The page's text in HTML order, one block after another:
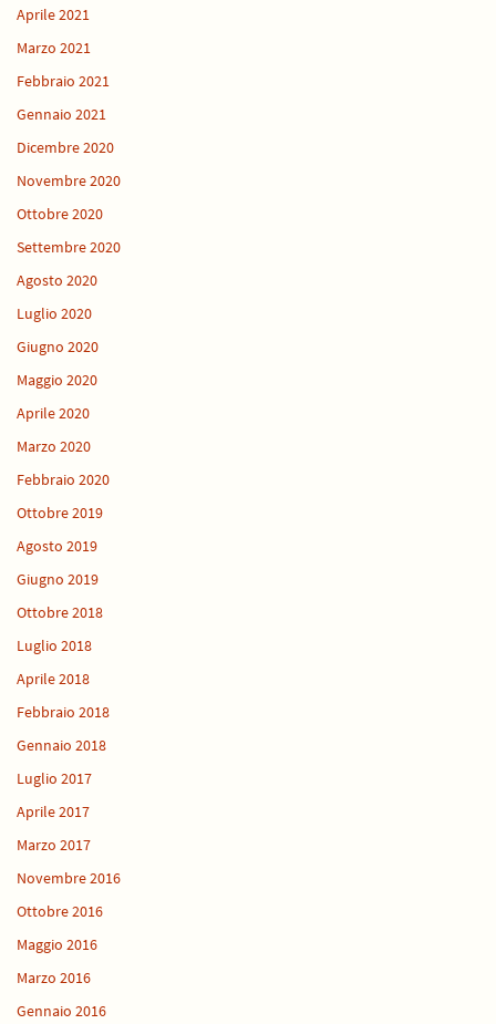
Aprile 2021
Marzo 2021
Febbraio 2021
Gennaio 2021
Dicembre 2020
Novembre 2020
Ottobre 2020
Settembre 2020
Agosto 2020
Luglio 2020
Giugno 2020
Maggio 2020
Aprile 2020
Marzo 2020
Febbraio 2020
Ottobre 2019
Agosto 2019
Giugno 2019
Ottobre 2018
Luglio 2018
Aprile 2018
Febbraio 2018
Gennaio 2018
Luglio 2017
Aprile 2017
Marzo 2017
Novembre 2016
Ottobre 2016
Maggio 2016
Marzo 2016
Gennaio 2016